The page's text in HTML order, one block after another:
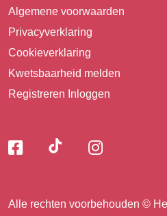
Algemene voorwaarden
Privacyverklaring
Cookieverklaring
Kwetsbaarheid melden
Registreren Inloggen
Volg
ons
Volg
Volg
Alle rechten voorbehouden ©